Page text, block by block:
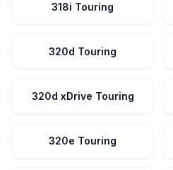
318i Touring
320d Touring
320d xDrive Touring
320e Touring